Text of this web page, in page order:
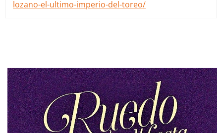
lozano-el-ultimo-imperio-del-toreo/